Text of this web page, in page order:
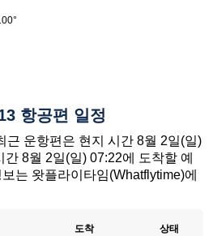
항공편 일정
근 운항편은 현지 시간 8월 2일(일)
8월 2일(일) 07:22에 도착할 예
는 왓플라이타임(Whatflytime)에
도착 상태